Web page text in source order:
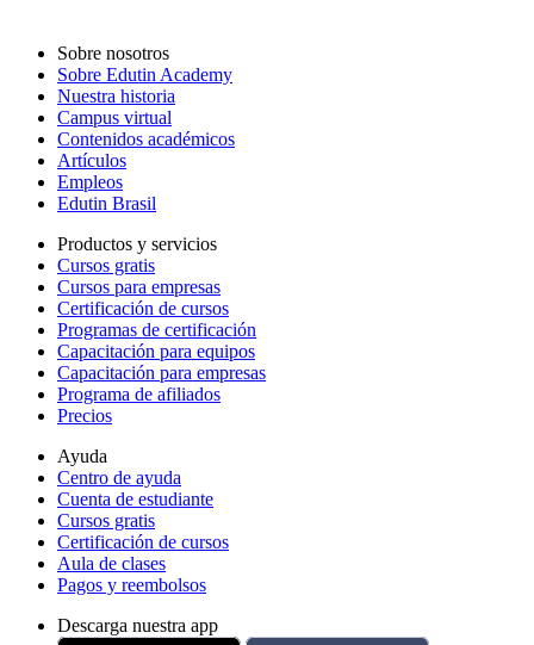
Sobre nosotros
Sobre Edutin Academy
Nuestra historia
Campus virtual
Contenidos académicos
Artículos
Empleos
Edutin Brasil
Productos y servicios
Cursos gratis
Cursos para empresas
Certificación de cursos
Programas de certificación
Capacitación para equipos
Capacitación para empresas
Programa de afiliados
Precios
Ayuda
Centro de ayuda
Cuenta de estudiante
Cursos gratis
Certificación de cursos
Aula de clases
Pagos y reembolsos
Descarga nuestra app